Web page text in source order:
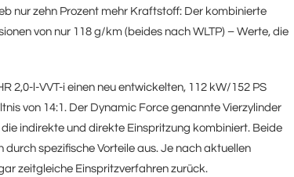
nur zehn Prozent mehr Kraftstoff: Der kombinierte
von nur 118 g/km (beides nach WLTP) – Werte, die
2,0-l-VVT-i einen neu entwickelten, 112 kW/152 PS
von 14:1. Der Dynamic Force genannte Vierzylinder
indirekte und direkte Einspritzung kombiniert. Beide
spezifische Vorteile aus. Je nach aktuellen
zeitgleiche Einspritzverfahren zurück.